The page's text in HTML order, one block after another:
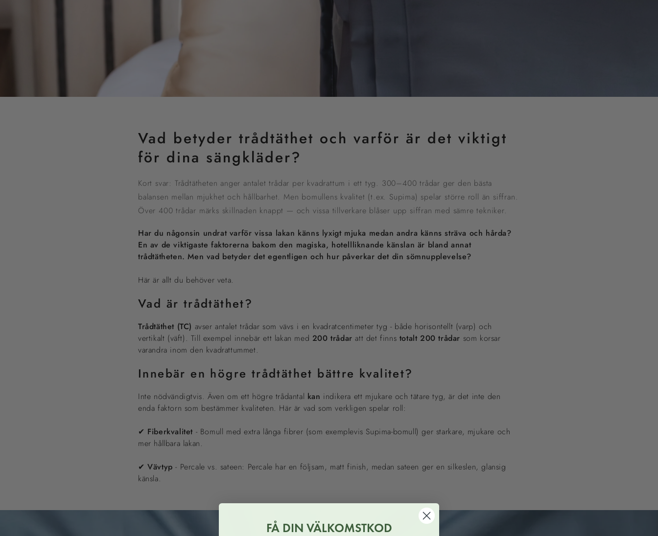
Vad betyder trådtäthet och varför är det viktigt
för dina sängkläder?
Kort svar: Trådtätheten anger antalet trådar per kvadrattum i ett tyg. 300–400 trådar ger den bästa
balansen mellan mjukhet och hållbarhet. Men bomullens kvalitet (t.ex. Supima) spelar större roll än siffran.
Över 400 trådar märks skillnaden knappt — och vissa tillverkare blåser upp siffran med sämre tekniker.
Har du någonsin undrat varför vissa lakan känns lyxigt mjuka medan andra känns sträva och hårda?
En av de viktigaste faktorerna bakom den magiska, hotellliknande känslan är bland annat
trådtätheten. Men vad betyder det egentligen och hur påverkar det din sömnupplevelse?
Här är allt du behöver veta.
Vad är trådtäthet?
Trådtäthet (TC) avser antalet trådar som vävs i en kvadratcentimeter tyg - både horisontellt (varp) och
vertikalt (väft). Till exempel innebär ett lakan med 200 trådar att det finns totalt 200 trådar som korsar
varandra inom den kvadrattummet.
Innebär en högre trådtäthet bättre kvalitet?
Inte nödvändigtvis. Även om ett högre trådantal kan indikera ett mjukare och tätare tyg, är det inte den
enda faktorn som bestämmer kvaliteten. Här är vad som verkligen spelar roll:
✔ Fiberkvalitet - Bomull med extra långa fibrer (som exemplevis Supima-bomull) ger starkare, mjukare och
mer hållbara lakan.
✔Vävtyp - Percale vs. sateen: Percale har en följsam, matt finish, medan sateen ger en silkeslen, glansig
känsla.
FÅ DIN VÄLKOMSTKOD